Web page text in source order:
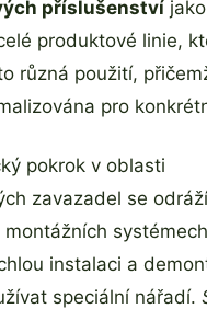
příslušenství
produktové linie,
různá použití,
pro
pokrok v oblasti
zavazadel se
montážních
instalaci a
speciální nářadí.